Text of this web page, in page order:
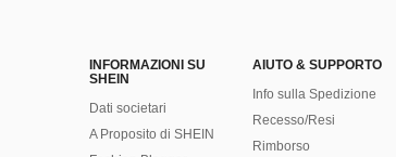
INFORMAZIONI SU
SHEIN
Dati societari
A Proposito di SHEIN
AIUTO & SUPPORTO
Info sulla Spedizione
Recesso/Resi
Rimborso